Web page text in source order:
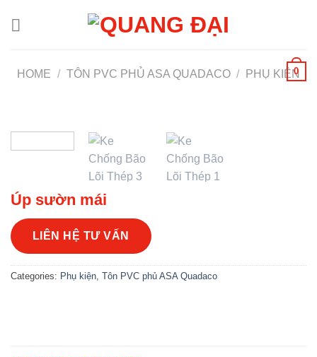
0
HOME / TÔN PVC PHỦ ASA QUADACO / PHỤ KIỆN
Úp sườn mái
LIÊN HỆ TƯ VẤN
Categories: Phụ kiện, Tôn PVC phủ ASA Quadaco